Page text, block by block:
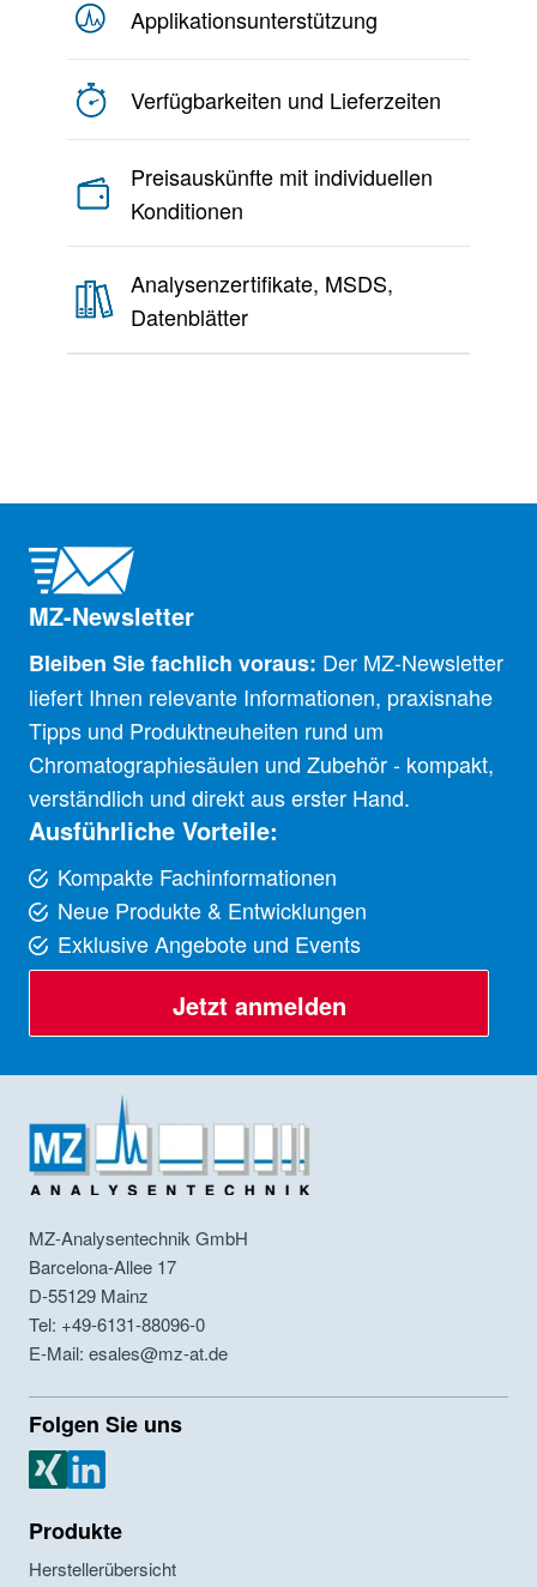
Applikationsunterstützung
Verfügbarkeiten und Lieferzeiten
Preisauskünfte mit individuellen
Konditionen
Analysenzertifikate, MSDS,
Datenblätter
MZ-Newsletter
Bleiben Sie fachlich voraus: Der MZ-Newsletter
liefert Ihnen relevante Informationen, praxisnahe
Tipps und Produktneuheiten rund um
Chromatographiesäulen und Zubehör - kompakt,
verständlich und direkt aus erster Hand.
Ausführliche Vorteile:
Kompakte Fachinformationen
Neue Produkte & Entwicklungen
Exklusive Angebote und Events
Jetzt anmelden
MZ-Analysentechnik GmbH
Barcelona-Allee 17
D-55129 Mainz
Tel: +49-6131-88096-0
E-Mail: esales@mz-at.de
Folgen Sie uns
MZ Analysentechnik Xing
MZ Analysentechnik LinkedIn
Produkte
Herstellerübersicht